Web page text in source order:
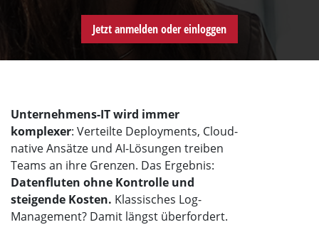
Jetzt anmelden oder einloggen
Unternehmens-IT wird immer
komplexer: Verteilte Deployments, Cloud-
native Ansätze und AI-Lösungen treiben
Teams an ihre Grenzen. Das Ergebnis:
Datenfluten ohne Kontrolle und
steigende Kosten. Klassisches Log-
Management? Damit längst überfordert.